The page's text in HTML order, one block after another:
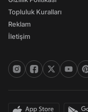
Topluluk Kuralları
Reklam
İletişim